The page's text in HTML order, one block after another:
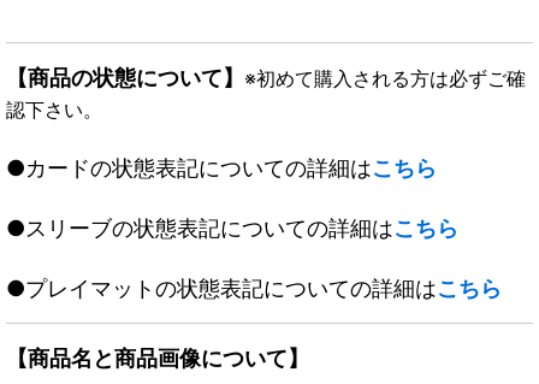
【商品の状態について】 ※初めて購入される方は必ずご確
認下さい。
●カードの状態表記についての詳細はこちら
●スリーブの状態表記についての詳細はこちら
●プレイマットの状態表記についての詳細はこちら
【商品名と商品画像について】